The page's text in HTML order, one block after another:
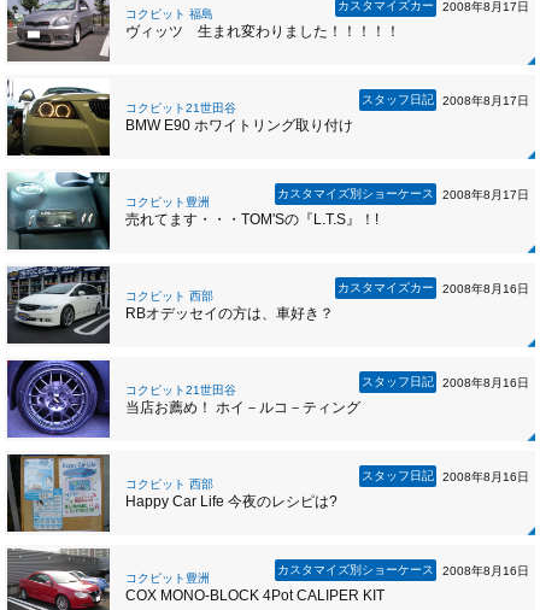
カスタマイズカー 2008年8月17日
コクピット 福島
ヴィッツ 生まれ変わりました！！！！！
スタッフ日記 2008年8月17日
コクピット21世田谷
BMW E90 ホワイトリング取り付け
カスタマイズ別ショーケース 2008年8月17日
コクピット豊洲
売れてます・・・TOM'Sの『L.T.S』！!
カスタマイズカー 2008年8月16日
コクピット 西部
RBオデッセイの方は、車好き？
スタッフ日記 2008年8月16日
コクピット21世田谷
当店お薦め！ ホイ－ルコ－ティング
スタッフ日記 2008年8月16日
コクピット 西部
Happy Car Life 今夜のレシピは?
カスタマイズ別ショーケース 2008年8月16日
コクピット豊洲
COX MONO-BLOCK 4Pot CALIPER KIT